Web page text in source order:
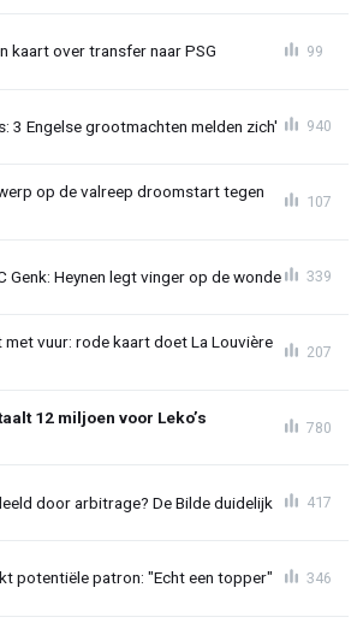
kaart over transfer naar PSG 99
3 Engelse grootmachten melden zich' 940
op de valreep droomstart tegen
107
Genk: Heynen legt vinger op de wonde 339
vuur: rode kaart doet La Louvière
207
12 miljoen voor Leko’s
780
door arbitrage? De Bilde duidelijk 417
potentiële patron: "Echt een topper" 346